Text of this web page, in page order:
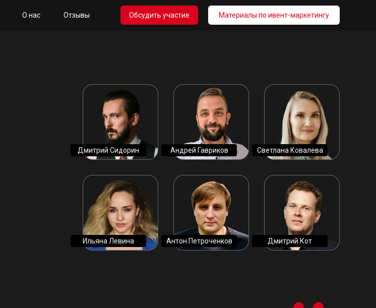
Материалы по ивент-маркетингу
O нас Обсудить участие
Отзывы
Дмитрий Сидорин Светлана Ковалева
Антон Петроченков
Андрей Гавриков
Ильяна Левина Дмитрий Кот